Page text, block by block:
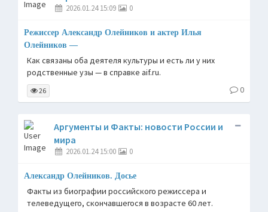
2026.01.24 15:09 0
Режиссер Александр Олейников и актер Илья
Олейников —
Как связаны оба деятеля культуры и есть ли у них
родственные узы — в справке aif.ru.
26 0
Аргументы и Факты: новости России и
мира
2026.01.24 15:00 0
Александр Олейников. Досье
Факты из биографии российского режиссера и
телеведущего, скончавшегося в возрасте 60 лет.